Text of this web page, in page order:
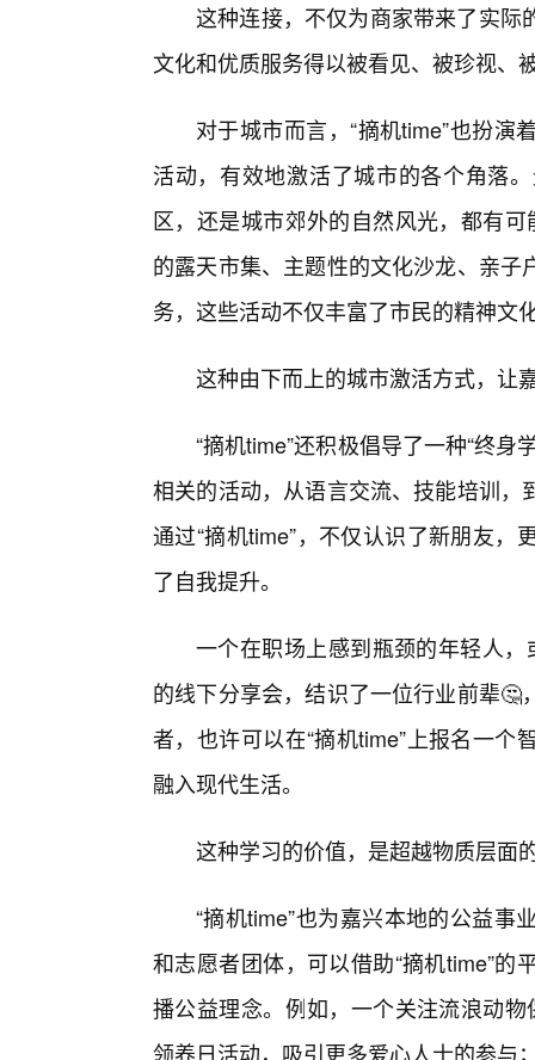
这种连接，不仅为商家带来了实际
文化和优质服务得以被看见、被珍视、
对于城市而言，“摘机time”也扮
活动，有效地激活了城市的各个角落
区，还是城市郊外的自然风光，都有
的露天市集、主题性的文化沙龙、亲
务，这些活动不仅丰富了市民的精神文
这种由下而上的城市激活方式，让
“摘机time”还积极倡导了一种“终
相关的活动，从语言交流、技能培训
通过“摘机time”，不仅认识了新朋友
了自我提升。
一个在职场上感到瓶颈的年轻人，
的线下分享会，结识了一位行业前辈
者，也许可以在“摘机time”上报名一
融入现代生活。
这种学习的价值，是超越物质层面
“摘机time”也为嘉兴本地的公益事
和志愿者团体，可以借助“摘机time”
播公益理念。例如，一个关注流浪动
领养日活动，吸引更多爱心人士的参与